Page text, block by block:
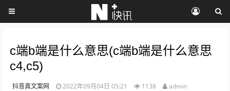
c端b端是什么意思(c端b端是什么意思
c4,c5)
抖音真文案网 2022年09月04日 05:21 1138 admin